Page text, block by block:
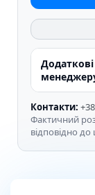
Контакти:
Фактичний
відповідно